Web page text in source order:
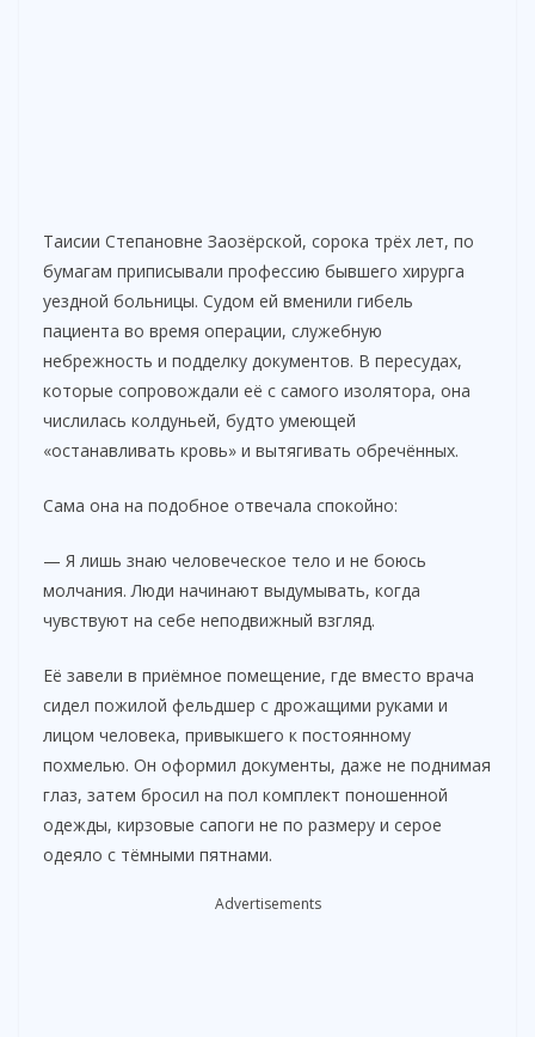
Таисии Степановне Заозёрской, сорока трёх лет, по
бумагам приписывали профессию бывшего хирурга
уездной больницы. Судом ей вменили гибель
пациента во время операции, служебную
небрежность и подделку документов. В пересудах,
которые сопровождали её с самого изолятора, она
числилась колдуньей, будто умеющей
«останавливать кровь» и вытягивать обречённых.
Сама она на подобное отвечала спокойно:
— Я лишь знаю человеческое тело и не боюсь
молчания. Люди начинают выдумывать, когда
чувствуют на себе неподвижный взгляд.
Её завели в приёмное помещение, где вместо врача
сидел пожилой фельдшер с дрожащими руками и
лицом человека, привыкшего к постоянному
похмелью. Он оформил документы, даже не поднимая
глаз, затем бросил на пол комплект поношенной
одежды, кирзовые сапоги не по размеру и серое
одеяло с тёмными пятнами.
Advertisements